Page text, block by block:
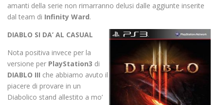
amanti della serie non rimarranno delusi dalle aggiunte inserite
dal team di Infinity Ward.
DIABLO SI DA’ AL CASUAL
Nota positiva invece per la
versione per PlayStation3 di
DIABLO III che abbiamo avuto il
piacere di provare in un
Diabolico stand allestito a mo’